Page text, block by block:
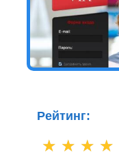
Рейтинг:
☆
☆
☆
☆